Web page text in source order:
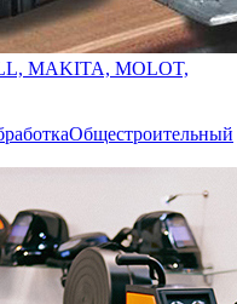
MAKITA, MOLOT,
Общестроительный